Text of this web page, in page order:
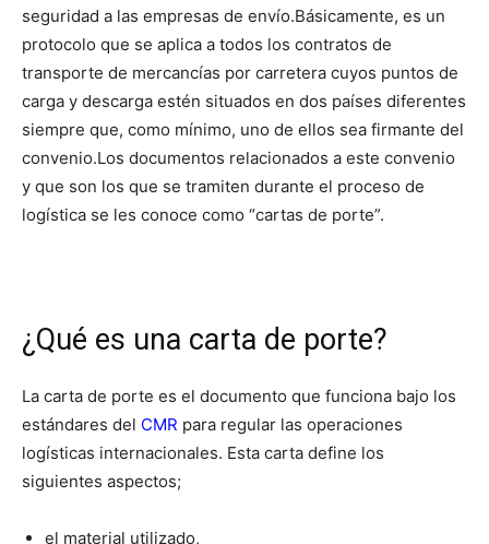
seguridad a las empresas de envío.Básicamente, es un
protocolo que se aplica a todos los contratos de
transporte de mercancías por carretera cuyos puntos de
carga y descarga estén situados en dos países diferentes
siempre que, como mínimo, uno de ellos sea firmante del
convenio.Los documentos relacionados a este convenio
y que son los que se tramiten durante el proceso de
logística se les conoce como “cartas de porte”.
¿Qué es una carta de porte?
La carta de porte es el documento que funciona bajo los
estándares del CMR para regular las operaciones
logísticas internacionales. Esta carta define los
siguientes aspectos;
el material utilizado,